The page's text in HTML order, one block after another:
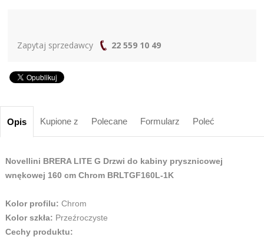
Zapytaj sprzedawcy 22 559 10 49
Opis Kupione z Polecane Formularz Poleć
Novellini BRERA LITE G Drzwi do kabiny prysznicowej
wnękowej 160 cm Chrom BRLTGF160L-1K
Kolor profilu: Chrom
Kolor szkła: Przeźroczyste
Cechy produktu: